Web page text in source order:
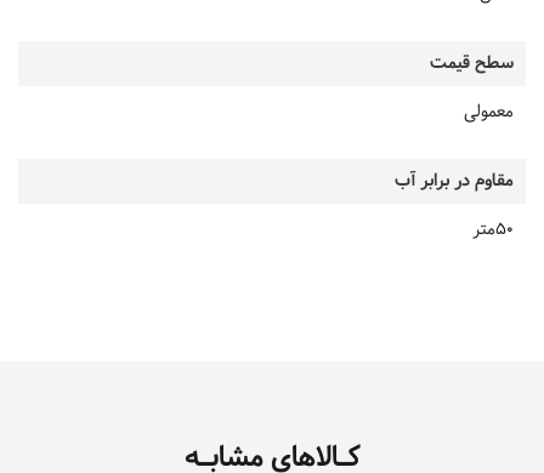
سطح قیمت
معمولی
مقاوم در برابر آب
50متر
کـالاهای مشابـه